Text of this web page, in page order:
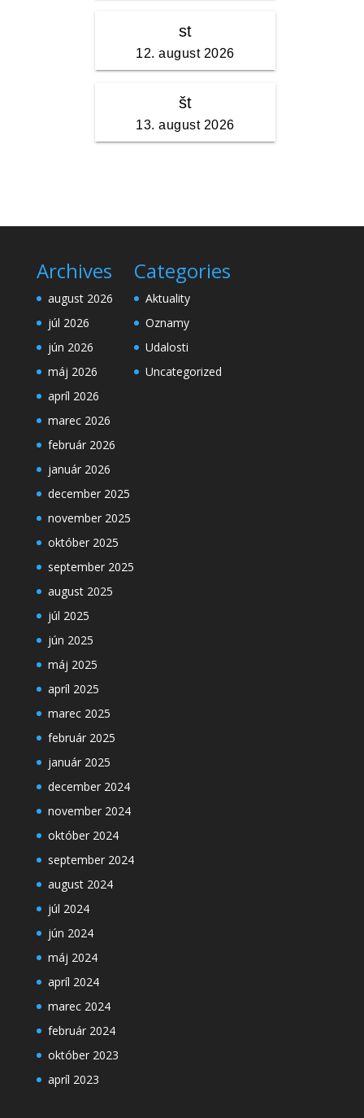
Archives
august 2026
júl 2026
jún 2026
máj 2026
apríl 2026
marec 2026
február 2026
január 2026
december 2025
november 2025
október 2025
september 2025
august 2025
júl 2025
jún 2025
máj 2025
apríl 2025
marec 2025
február 2025
január 2025
december 2024
november 2024
október 2024
september 2024
august 2024
júl 2024
jún 2024
máj 2024
apríl 2024
marec 2024
február 2024
október 2023
apríl 2023
Categories
Aktuality
Oznamy
Udalosti
Uncategorized